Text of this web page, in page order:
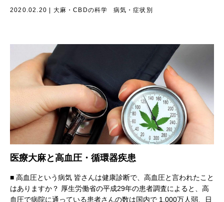
2020.02.20 大麻・CBDの科学 病気・症状別
医療大麻と高血圧・循環器疾患
■ 高血圧という病気 皆さんは健康診断で、高血圧と言われたこと
はありますか？ 厚生労働省の平成29年の患者調査によると、高
血圧で病院に通っている患者さんの数は国内で 1,000万人弱、日